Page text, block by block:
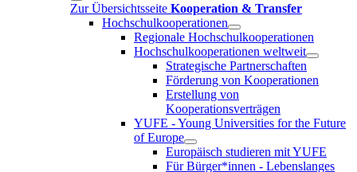
Zur Übersichtsseite Kooperation & Transfer
Hochschulkooperationen
Regionale Hochschulkooperationen
Hochschulkooperationen weltweit
Strategische Partnerschaften
Förderung von Kooperationen
Erstellung von
Kooperationsverträgen
YUFE - Young Universities for the Future
of Europe
Europäisch studieren mit YUFE
Für Bürger*innen - Lebenslanges